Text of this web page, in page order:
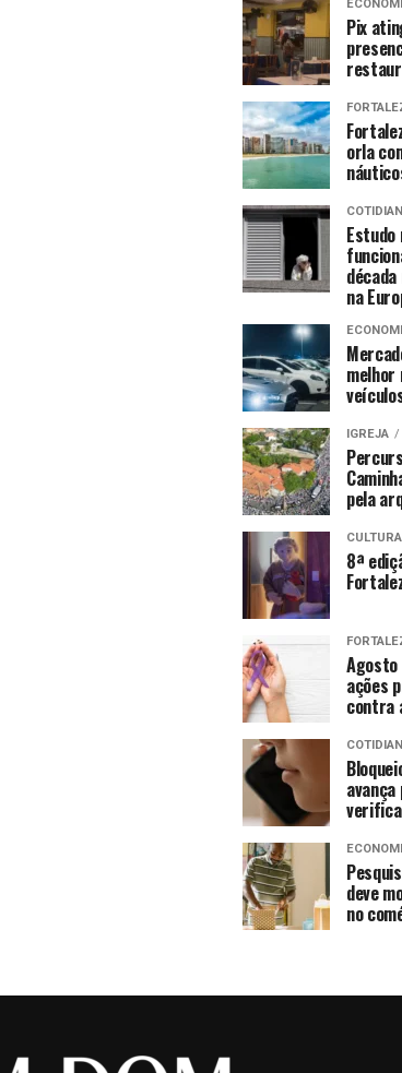
Pix
orla
na
melhor
IGREJA
pela
CULTURA
8ª
ações
contra
deve
no